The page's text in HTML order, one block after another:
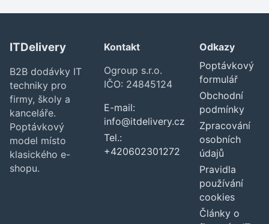
ITDelivery
B2B dodávky IT
techniky pro
firmy, školy a
kanceláře.
Poptávkový
model místo
klasického e-
shopu.
Kontakt
Ogroup s.r.o.
IČO: 24845124
E-mail:
info@itdelivery.cz
Tel.:
+420602301272
Odkazy
Poptávkový
formulář
Obchodní
podmínky
Zpracování
osobních
údajů
Pravidla
používání
cookies
Články o